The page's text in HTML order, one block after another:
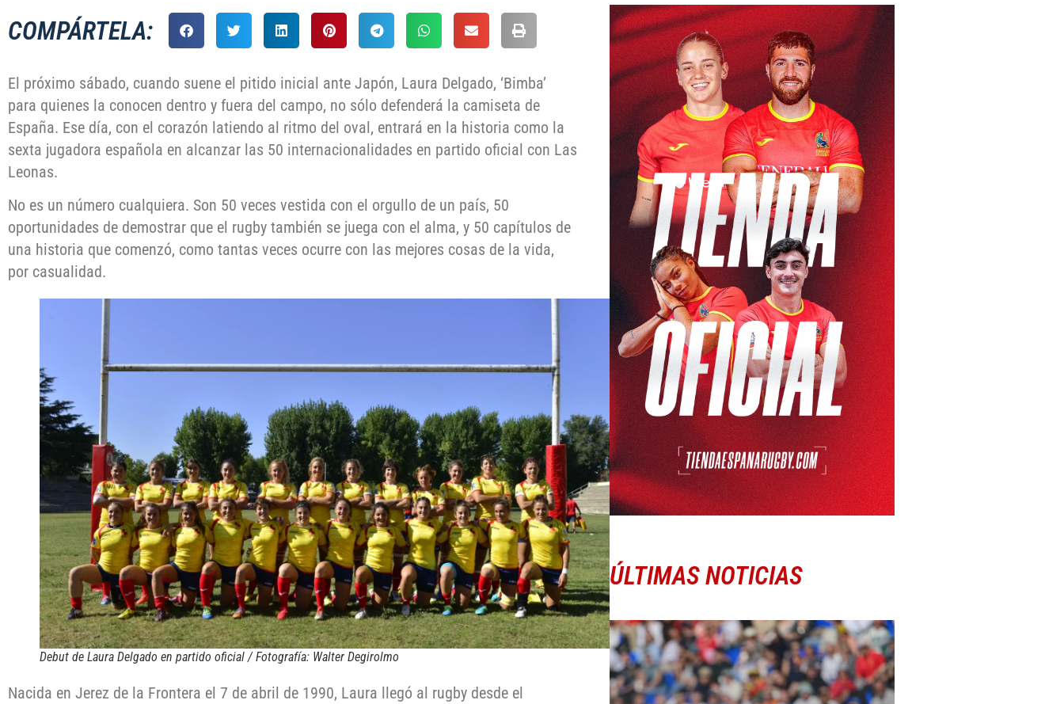
COMPÁRTELA:
El próximo sábado, cuando suene el pitido inicial ante Japón, Laura Delgado, ‘Bimba’
para quienes la conocen dentro y fuera del campo, no sólo defenderá la camiseta de
España. Ese día, con el corazón latiendo al ritmo del oval, entrará en la historia como la
sexta jugadora española en alcanzar las 50 internacionalidades en partido oficial con Las
Leonas.
No es un número cualquiera. Son 50 veces vestida con el orgullo de un país, 50
oportunidades de demostrar que el rugby también se juega con el alma, y 50 capítulos de
una historia que comenzó, como tantas veces ocurre con las mejores cosas de la vida,
por casualidad.
Debut de Laura Delgado en partido oficial / Fotografía: Walter Degirolmo
Nacida en Jerez de la Frontera el 7 de abril de 1990, Laura llegó al rugby desde el
ÚLTIMAS NOTICIAS